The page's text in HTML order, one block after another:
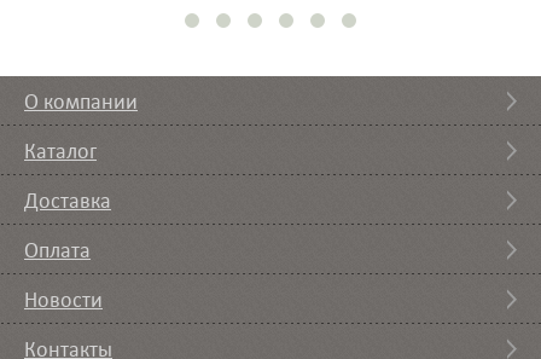
О компании
Каталог
Доставка
Оплата
Новости
Контакты